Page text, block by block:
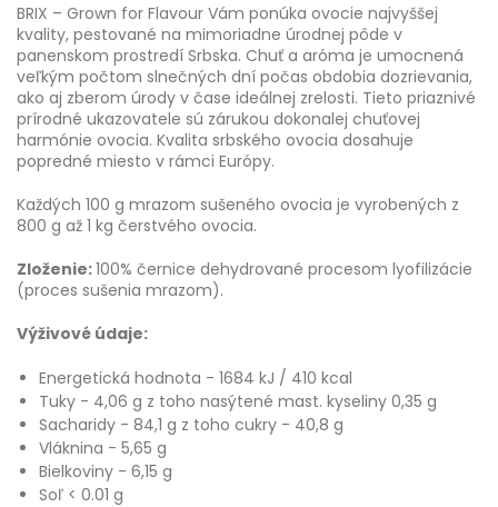
BRIX – Grown for Flavour Vám ponúka ovocie najvyššej
kvality, pestované na mimoriadne úrodnej pôde v
panenskom prostredí Srbska. Chuť a aróma je umocnená
veľkým počtom slnečných dní počas obdobia dozrievania,
ako aj zberom úrody v čase ideálnej zrelosti. Tieto priaznivé
prírodné ukazovatele sú zárukou dokonalej chuťovej
harmónie ovocia. Kvalita srbského ovocia dosahuje
popredné miesto v rámci Európy.
Každých 100 g mrazom sušeného ovocia je vyrobených z
800 g až 1 kg čerstvého ovocia.
Zloženie:100% černice dehydrované procesom lyofilizácie
(proces sušenia mrazom).
Výživové údaje:
Energetická hodnota - 1684 kJ / 410 kcal
Tuky - 4,06 g z toho nasýtené mast. kyseliny 0,35 g
Sacharidy - 84,1 g z toho cukry - 40,8 g
Vláknina - 5,65 g
Bielkoviny - 6,15 g
Soľ < 0.01 g